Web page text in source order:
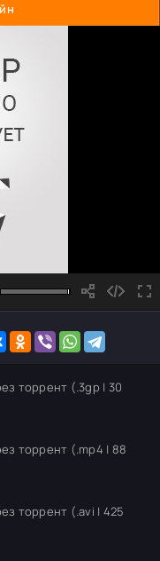
торрент (.3gp | 30
торрент (.mp4 | 88
торрент (.avi | 425